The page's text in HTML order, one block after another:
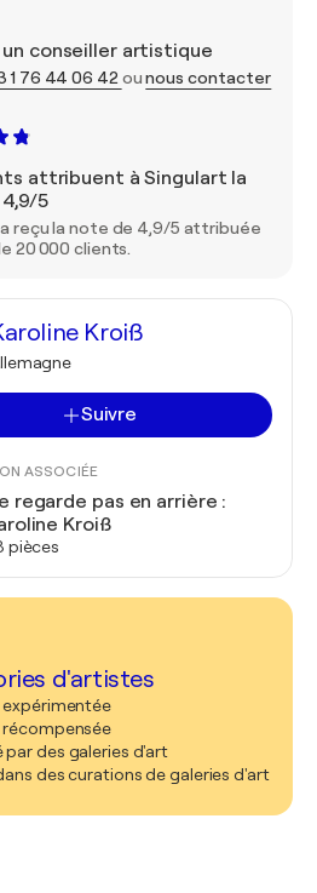
un conseiller artistique
1 76 44 06 42 ounous contacter
attribuent à Singulart la
5
reçu la note de 4,9/5 attribuée
20 000 clients.
Kroiß
Suivre
ASSOCIÉE
regarde pas en arrière :
Kroiß
pièces
d'artistes
par des galeries d'art
des curations de galeries d'art